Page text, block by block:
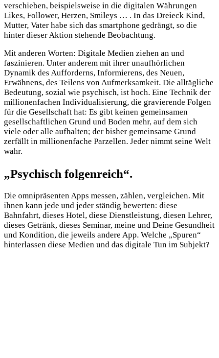
verschieben, beispielsweise in die digitalen Währungen
Likes, Follower, Herzen, Smileys … . In das Dreieck Kind,
Mutter, Vater habe sich das smartphone gedrängt, so die
hinter dieser Aktion stehende Beobachtung.
Mit anderen Worten: Digitale Medien ziehen an und
faszinieren. Unter anderem mit ihrer unaufhörlichen
Dynamik des Aufforderns, Informierens, des Neuen,
Erwähnens, des Teilens von Aufmerksamkeit. Die alltägliche
Bedeutung, sozial wie psychisch, ist hoch. Eine Technik der
millionenfachen Individualisierung, die gravierende Folgen
für die Gesellschaft hat: Es gibt keinen gemeinsamen
gesellschaftlichen Grund und Boden mehr, auf dem sich
viele oder alle aufhalten; der bisher gemeinsame Grund
zerfällt in millionenfache Parzellen. Jeder nimmt seine Welt
wahr.
„Psychisch folgenreich“.
Die omnipräsenten Apps messen, zählen, vergleichen. Mit
ihnen kann jede und jeder ständig bewerten: diese
Bahnfahrt, dieses Hotel, diese Dienstleistung, diesen Lehrer,
dieses Getränk, dieses Seminar, meine und Deine Gesundheit
und Kondition, die jeweils andere App. Welche „Spuren“
hinterlassen diese Medien und das digitale Tun im Subjekt?